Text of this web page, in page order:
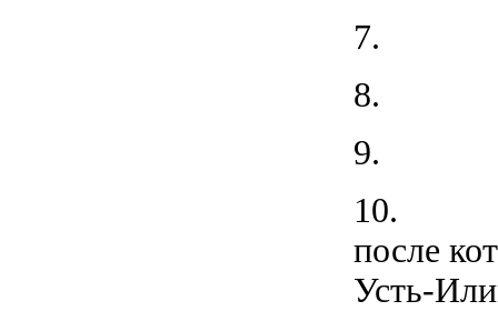
7.
8.
9.
10. С
после
Усть-